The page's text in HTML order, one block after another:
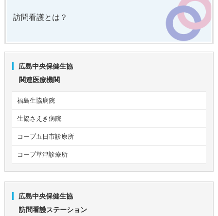
訪問看護とは？
広島中央保健生協
関連医療機関
福島生協病院
生協さえき病院
コープ五日市診療所
コープ草津診療所
広島中央保健生協
訪問看護ステーション